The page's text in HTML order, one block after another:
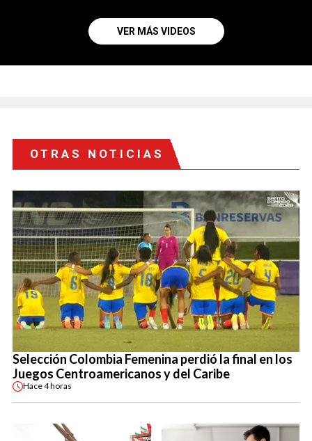
VER MÁS VIDEOS
OTRAS NOTICIAS
Selección Colombia Femenina perdió la final en los
Juegos Centroamericanos y del Caribe
Hace4 horas